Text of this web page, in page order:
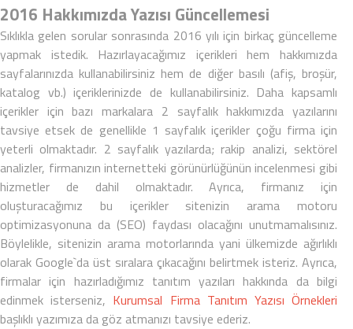
2016 Hakkımızda Yazısı Güncellemesi
Sıklıkla gelen sorular sonrasında 2016 yılı için birkaç güncelleme
yapmak istedik. Hazırlayacağımız içerikleri hem hakkımızda
sayfalarınızda kullanabilirsiniz hem de diğer basılı (afiş, broşür,
katalog vb.) içeriklerinizde de kullanabilirsiniz. Daha kapsamlı
içerikler için bazı markalara 2 sayfalık hakkımızda yazılarını
tavsiye etsek de genellikle 1 sayfalık içerikler çoğu firma için
yeterli olmaktadır. 2 sayfalık yazılarda; rakip analizi, sektörel
analizler, firmanızın internetteki görünürlüğünün incelenmesi gibi
hizmetler de dahil olmaktadır. Ayrıca, firmanız için
oluşturacağımız bu içerikler sitenizin arama motoru
optimizasyonuna da (SEO) faydası olacağını unutmamalısınız.
Böylelikle, sitenizin arama motorlarında yani ülkemizde ağırlıklı
olarak Google`da üst sıralara çıkacağını belirtmek isteriz. Ayrıca,
firmalar için hazırladığımız tanıtım yazıları hakkında da bilgi
edinmek isterseniz, Kurumsal Firma Tanıtım Yazısı Örnekleri
başlıklı yazımıza da göz atmanızı tavsiye ederiz.